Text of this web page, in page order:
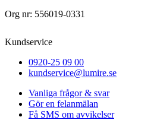
Org nr: 556019-0331
Kundservice
0920-25 09 00
kundservice@lumire.se
Vanliga frågor & svar
Gör en felanmälan
Få SMS om avvikelser